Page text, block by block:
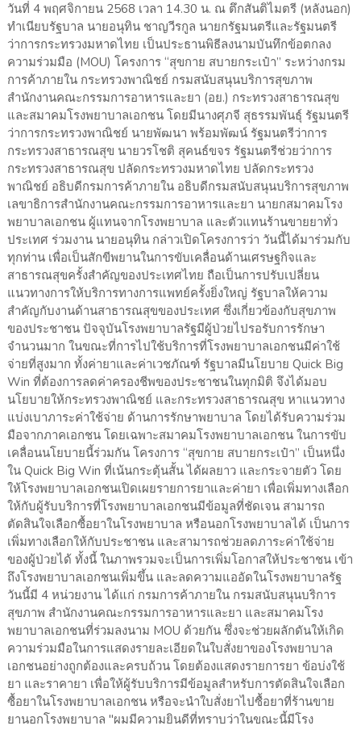
วันที่ 4 พฤศจิกายน 2568 เวลา 14.30 น. ณ ตึกสันติไมตรี (หลังนอก)
ทำเนียบรัฐบาล นายอนุทิน ชาญวีรกูล นายกรัฐมนตรีและรัฐมนตรี
ว่าการกระทรวงมหาดไทย เป็นประธานพิธีลงนามบันทึกข้อตกลง
ความร่วมมือ (MOU) โครงการ “สุขกาย สบายกระเป๋า” ระหว่างกรม
การค้าภายใน กระทรวงพาณิชย์ กรมสนับสนุนบริการสุขภาพ
สำนักงานคณะกรรมการอาหารและยา (อย.) กระทรวงสาธารณสุข
และสมาคมโรงพยาบาลเอกชน โดยมีนางศุภจี สุธรรมพันธุ์ รัฐมนตรี
ว่าการกระทรวงพาณิชย์ นายพัฒนา พร้อมพัฒน์ รัฐมนตรีว่าการ
กระทรวงสาธารณสุข นายวรโชติ สุคนธ์ขจร รัฐมนตรีช่วยว่าการ
กระทรวงสาธารณสุข ปลัดกระทรวงมหาดไทย ปลัดกระทรวง
พาณิชย์ อธิบดีกรมการค้าภายใน อธิบดีกรมสนับสนุนบริการสุขภาพ
เลขาธิการสำนักงานคณะกรรมการอาหารและยา นายกสมาคมโรง
พยาบาลเอกชน ผู้แทนจากโรงพยาบาล และตัวแทนร้านขายยาทั่ว
ประเทศ ร่วมงาน นายอนุทิน กล่าวเปิดโครงการว่า วันนี้ได้มาร่วมกับ
ทุกท่าน เพื่อเป็นสักขีพยานในการขับเคลื่อนด้านเศรษฐกิจและ
สาธารณสุขครั้งสำคัญของประเทศไทย ถือเป็นการปรับเปลี่ยน
แนวทางการให้บริการทางการแพทย์ครั้งยิ่งใหญ่ รัฐบาลให้ความ
สำคัญกับงานด้านสาธารณสุขของประเทศ ซึ่งเกี่ยวข้องกับสุขภาพ
ของประชาชน ปัจจุบันโรงพยาบาลรัฐมีผู้ป่วยไปรอรับการรักษา
จำนวนมาก ในขณะที่การไปใช้บริการที่โรงพยาบาลเอกชนมีค่าใช้
จ่ายที่สูงมาก ทั้งค่ายาและค่าเวชภัณฑ์ รัฐบาลมีนโยบาย Quick Big
Win ที่ต้องการลดค่าครองชีพของประชาชนในทุกมิติ จึงได้มอบ
นโยบายให้กระทรวงพาณิชย์ และกระทรวงสาธารณสุข หาแนวทาง
แบ่งเบาภาระค่าใช้จ่าย ด้านการรักษาพยาบาล โดยได้รับความร่วม
มือจากภาคเอกชน โดยเฉพาะสมาคมโรงพยาบาลเอกชน ในการขับ
เคลื่อนนโยบายนี้ร่วมกัน โครงการ “สุขกาย สบายกระเป๋า” เป็นหนึ่ง
ใน Quick Big Win ที่เน้นกระตุ้นสั้น ได้ผลยาว และกระจายตัว โดย
ให้โรงพยาบาลเอกชนเปิดเผยรายการยาและค่ายา เพื่อเพิ่มทางเลือก
ให้กับผู้รับบริการที่โรงพยาบาลเอกชนมีข้อมูลที่ชัดเจน สามารถ
ตัดสินใจเลือกซื้อยาในโรงพยาบาล หรือนอกโรงพยาบาลได้ เป็นการ
เพิ่มทางเลือกให้กับประชาชน และสามารถช่วยลดภาระค่าใช้จ่าย
ของผู้ป่วยได้ ทั้งนี้ ในภาพรวมจะเป็นการเพิ่มโอกาสให้ประชาชน เข้า
ถึงโรงพยาบาลเอกชนเพิ่มขึ้น และลดความแออัดในโรงพยาบาลรัฐ
วันนี้มี 4 หน่วยงาน ได้แก่ กรมการค้าภายใน กรมสนับสนุนบริการ
สุขภาพ สำนักงานคณะกรรมการอาหารและยา และสมาคมโรง
พยาบาลเอกชนที่ร่วมลงนาม MOU ด้วยกัน ซึ่งจะช่วยผลักดันให้เกิด
ความร่วมมือในการแสดงรายละเอียดในใบสั่งยาของโรงพยาบาล
เอกชนอย่างถูกต้องและครบถ้วน โดยต้องแสดงรายการยา ข้อบ่งใช้
ยา และราคายา เพื่อให้ผู้รับบริการมีข้อมูลสำหรับการตัดสินใจเลือก
ซื้อยาในโรงพยาบาลเอกชน หรือจะนำใบสั่งยาไปซื้อยาที่ร้านขาย
ยานอกโรงพยาบาล "ผมมีความยินดีที่ทราบว่าในขณะนี้มีโรง